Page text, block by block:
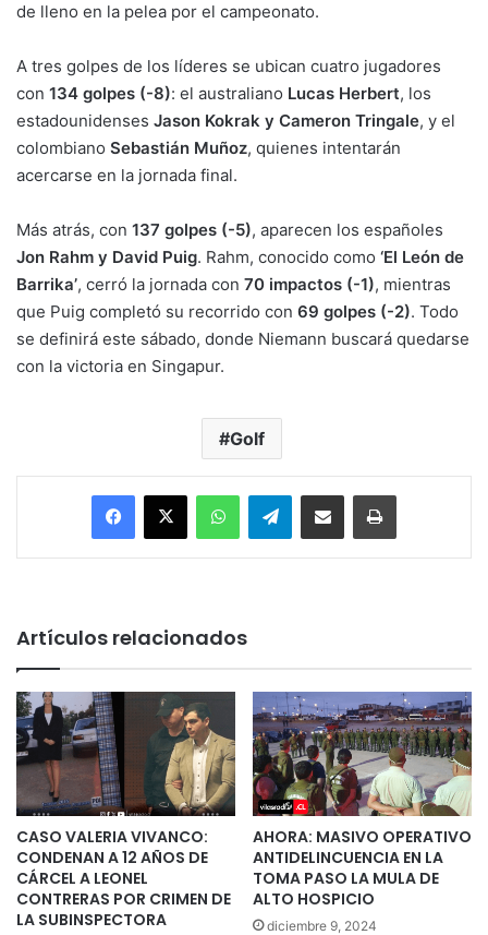
de lleno en la pelea por el campeonato.
A tres golpes de los líderes se ubican cuatro jugadores
con 134 golpes (-8): el australiano Lucas Herbert, los
estadounidenses Jason Kokrak y Cameron Tringale, y el
colombiano Sebastián Muñoz, quienes intentarán
acercarse en la jornada final.
Más atrás, con 137 golpes (-5), aparecen los españoles
Jon Rahm y David Puig. Rahm, conocido como ‘El León de
Barrika’, cerró la jornada con 70 impactos (-1), mientras
que Puig completó su recorrido con 69 golpes (-2). Todo
se definirá este sábado, donde Niemann buscará quedarse
con la victoria en Singapur.
Golf
Facebook
X WhatsAppTelegramEnviar vía email Imprimir
Artículos relacionados
CASO VALERIA VIVANCO:
CONDENAN A 12 AÑOS DE
CÁRCEL A LEONEL
CONTRERAS POR CRIMEN DE
LA SUBINSPECTORA
AHORA: MASIVO OPERATIVO
ANTIDELINCUENCIA EN LA
TOMA PASO LA MULA DE
ALTO HOSPICIO
diciembre 9, 2024